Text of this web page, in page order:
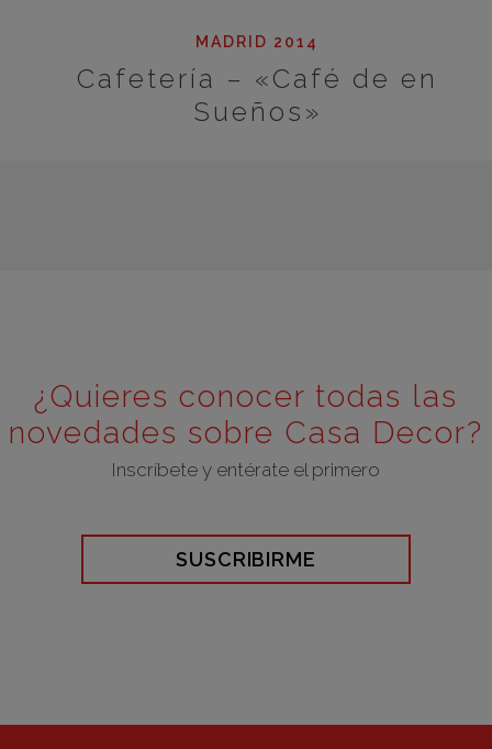
MADRID 2014
Cafetería – «Café de en
Sueños»
¿Quieres conocer todas las
novedades sobre Casa Decor?
Inscríbete y entérate el primero
SUSCRIBIRME